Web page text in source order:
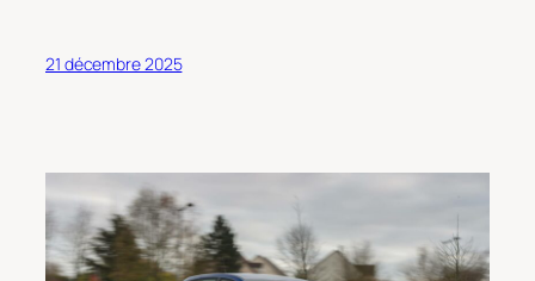
21 décembre 2025